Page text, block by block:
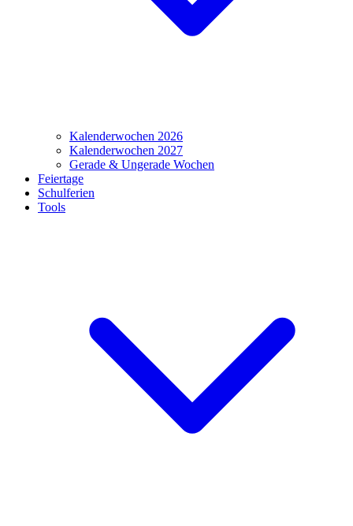
Kalenderwochen 2026
Kalenderwochen 2027
Gerade & Ungerade Wochen
Feiertage
Schulferien
Tools